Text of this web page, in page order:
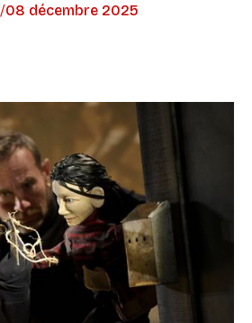
/08 décembre 2025